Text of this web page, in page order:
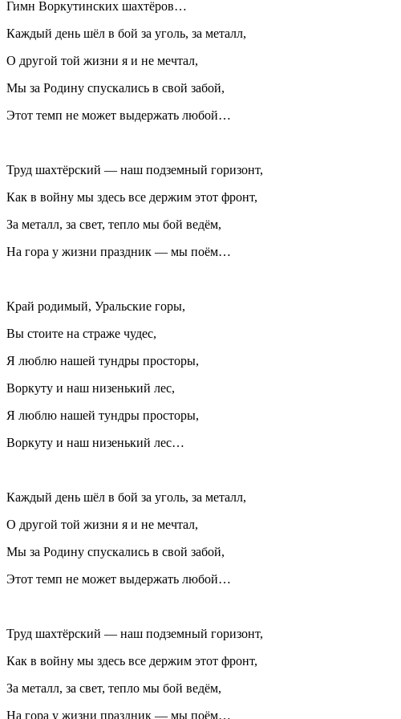
Гимн Воркутинских шахтёров…
Каждый день шёл в бой за уголь, за металл,
О другой той жизни я и не мечтал,
Мы за Родину спускались в свой забой,
Этот темп не может выдержать любой…
Труд шахтёрский — наш подземный горизонт,
Как в войну мы здесь все держим этот фронт,
За металл, за свет, тепло мы бой ведём,
На гора у жизни праздник — мы поём…
Край родимый, Уральские горы,
Вы стоите на страже чудес,
Я люблю нашей тундры просторы,
Воркуту и наш низенький лес,
Я люблю нашей тундры просторы,
Воркуту и наш низенький лес…
Каждый день шёл в бой за уголь, за металл,
О другой той жизни я и не мечтал,
Мы за Родину спускались в свой забой,
Этот темп не может выдержать любой…
Труд шахтёрский — наш подземный горизонт,
Как в войну мы здесь все держим этот фронт,
За металл, за свет, тепло мы бой ведём,
На гора у жизни праздник — мы поём…